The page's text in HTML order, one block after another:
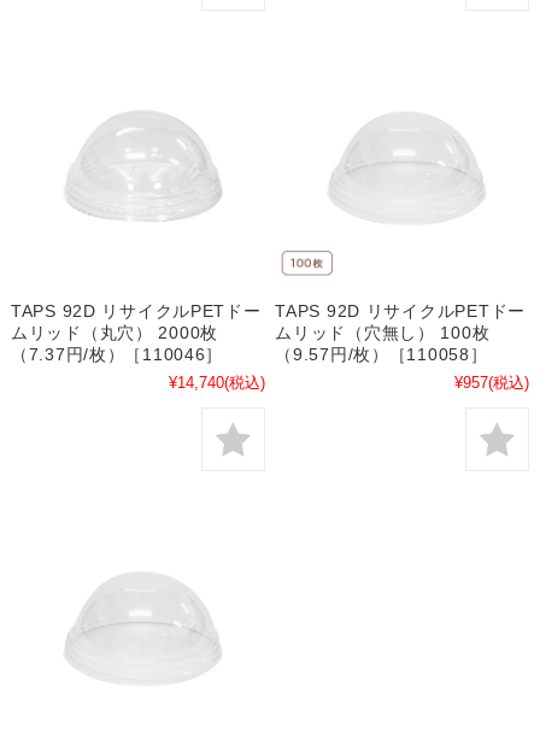
TAPS 92D リサイクルPETドー
ムリッド（丸穴） 2000枚
（7.37円/枚）［110046］
¥14,740(税込)
TAPS 92D リサイクルPETドー
ムリッド（穴無し） 100枚
（9.57円/枚）［110058］
¥957(税込)